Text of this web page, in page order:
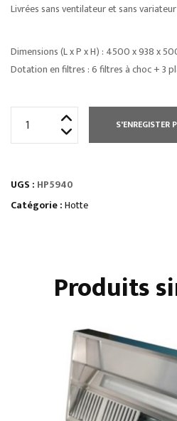
Livrées sans ventilateur et sans variateur
Dimensions (L x P x H) : 4500 x 938 x
Dotation en filtres : 6 filtres à choc + 3
HAUTEUR
500
S'ENREGISTER
UGS : HP5940
Catégorie :Hotte
Produits